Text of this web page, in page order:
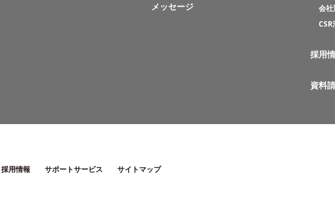
メッセージ
会社
採用
資料
採用情報 サポートサービス
サイトマップ